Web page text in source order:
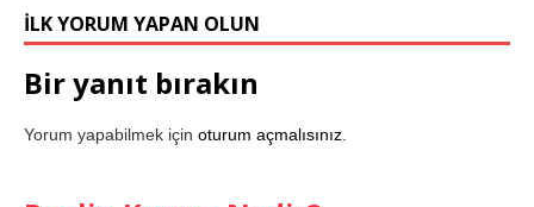
İLK YORUM YAPAN OLUN
Bir yanıt bırakın
Yorum yapabilmek için oturum açmalısınız